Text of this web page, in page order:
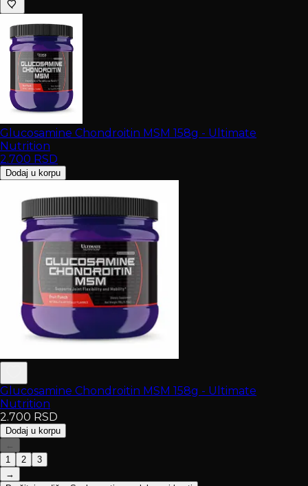
Glucosamine Chondroitin MSM 158g - Ultimate
Nutrition
2.700 RSD
Dodaj u korpu
Glucosamine Chondroitin MSM 158g - Ultimate
Nutrition
2.700 RSD
Dodaj u korpu
←
1
2
3
→